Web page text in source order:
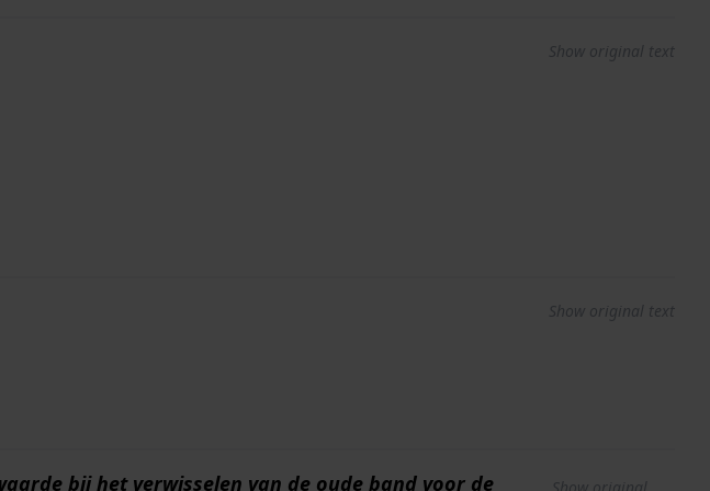
Show original text
Show original text
bij het verwisselen van de oude band voor de Show original